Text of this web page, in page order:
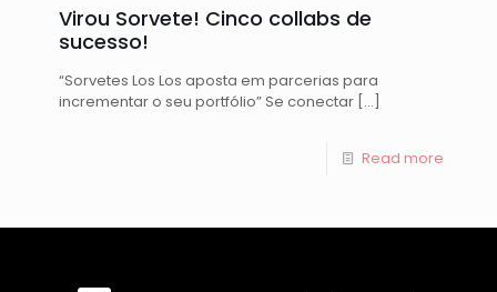
Virou Sorvete! Cinco collabs de
sucesso!
“Sorvetes Los Los aposta em parcerias para
incrementar o seu portfólio” Se conectar […]
Read more